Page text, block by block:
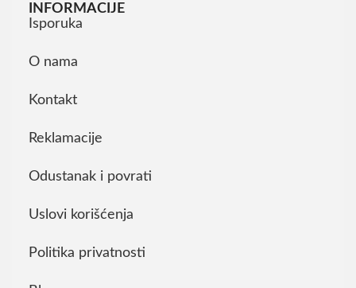
INFORMACIJE
Isporuka
O nama
Kontakt
Reklamacije
Odustanak i povrati
Uslovi korišćenja
Politika privatnosti